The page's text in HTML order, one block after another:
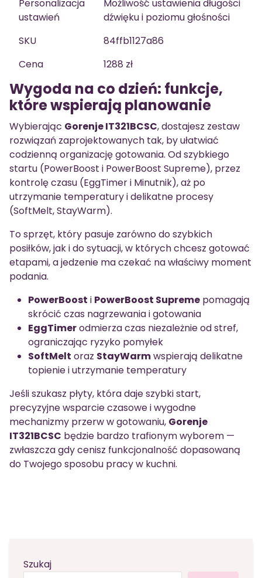
Personalizacja
ustawień
Możliwość ustawienia długości
dźwięku i poziomu głośności
SKU
84ffb1127a86
Cena
1288 zł
Wygoda na co dzień: funkcje,
które wspierają planowanie
Wybierając Gorenje IT321BCSC, dostajesz zestaw
rozwiązań zaprojektowanych tak, by ułatwiać
codzienną organizację gotowania. Od szybkiego
startu (PowerBoost i PowerBoost Supreme), przez
kontrolę czasu (EggTimer i Minutnik), aż po
utrzymanie temperatury i delikatne procesy
(SoftMelt, StayWarm).
To sprzęt, który pasuje zarówno do szybkich
posiłków, jak i do sytuacji, w których chcesz gotować
etapami, a jedzenie ma czekać na właściwy moment
podania.
PowerBoost i PowerBoost Supreme pomagają
skrócić czas nagrzewania i gotowania
EggTimerodmierza czas niezależnie od stref,
ograniczając ryzyko pomyłek
SoftMelt oraz StayWarmwspierają delikatne
topienie i utrzymanie temperatury
Jeśli szukasz płyty, która daje szybki start,
precyzyjne wsparcie czasowe i wygodne
mechanizmy przerw w gotowaniu, Gorenje
IT321BCSC będzie bardzo trafionym wyborem —
zwłaszcza gdy cenisz funkcjonalność dopasowaną
do Twojego sposobu pracy w kuchni.
Szukaj